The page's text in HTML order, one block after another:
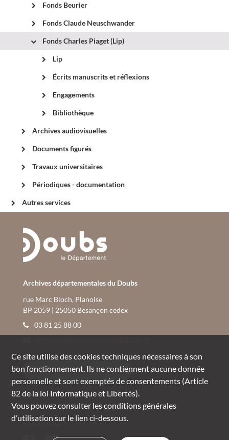
Fonds Beurier
Fonds Claude Neuschwander
Fonds Charles Piaget (Lip)
Lip
Écrits manuscrits et réflexions
Engagements
Bibliothèque
Archives audiovisuelles
Documents figurés
Travaux universitaires
Périodiques - documentation
Autres services
Archives départementales du Doubs
rue Marc Bloch, Planoise
BP 2059 | 25050 Besançon cedex
03 81 25 88 00
CONSULTER NOS HORAIRES
Mentions légales
Suivez-nous :
Ce site utilise descookiestechniques nécessaires à son
bon fonctionnement. Ils ne contiennent aucune donnée
personnelle et sont exemptés de consentements (Article
82 de la loi Informatique et Libertés).
Vous pouvez consulter les conditions générales
d’utilisation sur le lien ci-dessous.